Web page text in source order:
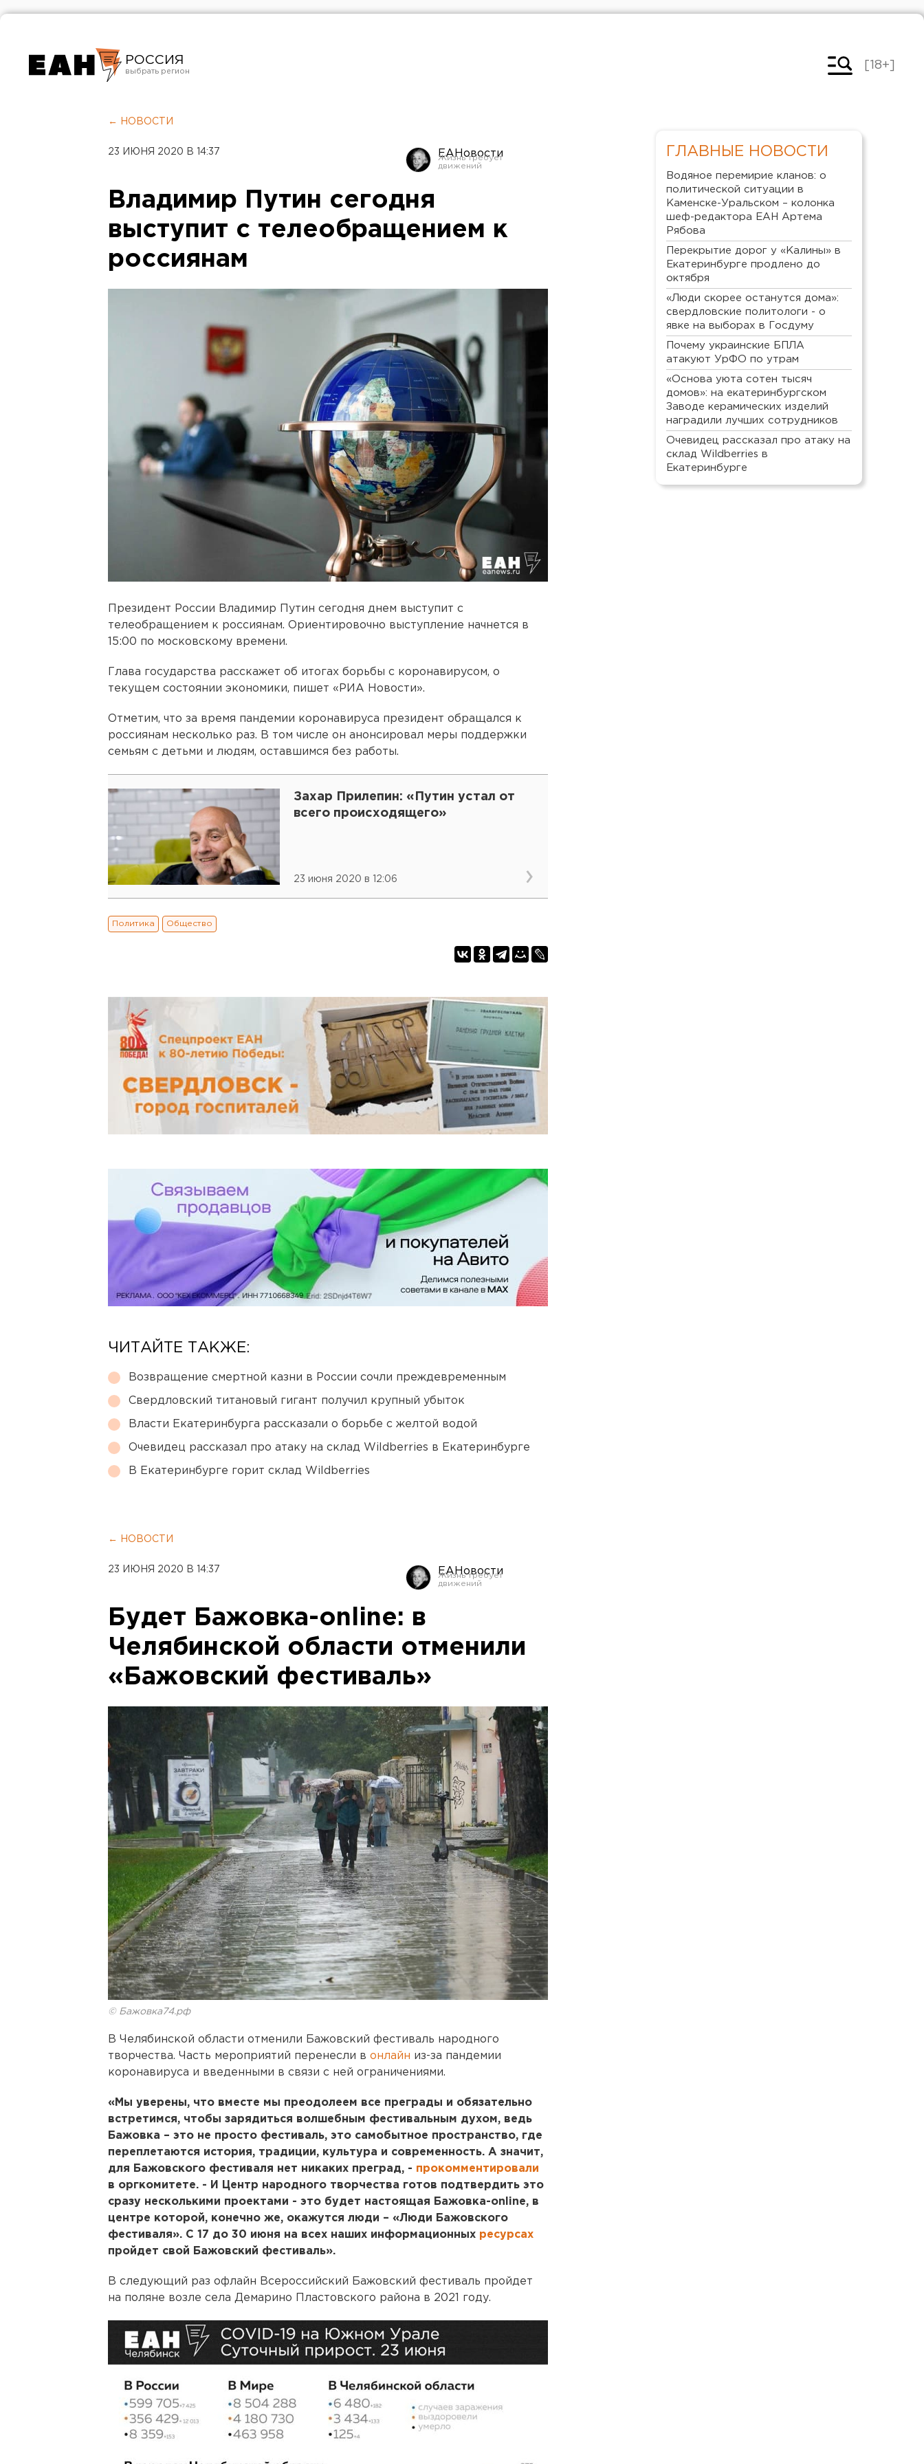
РОССИЯ
Челябинск
[18+]
← НОВОСТИ
23 ИЮНЯ 2020 В 14:37 ЕАНовости
Владимир Путин сегодня
выступит с телеобращением к
россиянам
Президент России Владимир Путин сегодня днем выступит с
телеобращением к россиянам. Ориентировочно выступление начнется в
15:00 по московскому времени.
Глава государства расскажет об итогах борьбы с коронавирусом, о
текущем состоянии экономики, пишет «РИА Новости».
Отметим, что за время пандемии коронавируса президент обращался к
россиянам несколько раз. В том числе он анонсировал меры поддержки
семьям с детьми и людям, оставшимся без работы.
Захар Прилепин: «Путин устал от
всего происходящего»
23 июня 2020 в 12:06
Политика Общество
ЧИТАЙТЕ ТАКЖЕ:
Возвращение смертной казни в России сочли преждевременным
Свердловский титановый гигант получил крупный убыток
Власти Екатеринбурга рассказали о борьбе с желтой водой
Очевидец рассказал про атаку на склад Wildberries в Екатеринбурге
В Екатеринбурге горит склад Wildberries
← НОВОСТИ
23 ИЮНЯ 2020 В 14:37 ЕАНовости
Будет Бажовка-onlinе: в
Челябинской области отменили
«Бажовский фестиваль»
© Бажовка74.рф
В Челябинской области отменили Бажовский фестиваль народного
творчества. Часть мероприятий перенесли в онлайн из-за пандемии
коронавируса и введенными в связи с ней ограничениями.
«Мы уверены, что вместе мы преодолеем все преграды и обязательно
встретимся, чтобы зарядиться волшебным фестивальным духом, ведь
Бажовка – это не просто фестиваль, это самобытное пространство, где
переплетаются история, традиции, культура и современность. А значит,
для Бажовского фестиваля нет никаких преград, - прокомментировали
в оргкомитете. - И Центр народного творчества готов подтвердить это
сразу несколькими проектами - это будет настоящая Бажовка-onlinе, в
центре которой, конечно же, окажутся люди – «Люди Бажовского
фестиваля». С 17 до 30 июня на всех наших информационных ресурсах
пройдет свой Бажовский фестиваль».
В следующий раз офлайн Всероссийский Бажовский фестиваль пройдет
на поляне возле села Демарино Пластовского района в 2021 году.
ГЛАВНЫЕ НОВОСТИ
Водяное перемирие кланов: о
политической ситуации в
Каменске-Уральском – колонка
шеф-редактора ЕАН Артема
Рябова
Перекрытие дорог у «Калины» в
Екатеринбурге продлено до
октября
«Люди скорее останутся дома»:
свердловские политологи - о
явке на выборах в Госдуму
Почему украинские БПЛА
атакуют УрФО по утрам
«Основа уюта сотен тысяч
домов»: на екатеринбургском
Заводе керамических изделий
наградили лучших сотрудников
Очевидец рассказал про атаку на
склад Wildberries в
Екатеринбурге